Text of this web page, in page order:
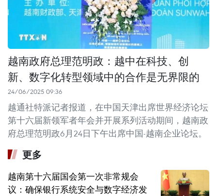
越南政府总理范明政：越中在科技、创
新、数字化转型领域中的合作是无界限的
24/06/2025 09:36
越通社特派记者报道，在中国天津出席世界经济论坛
第十六届新领军者年会并开展系列活动期间，越南政
府总理范明政6月24日下午出席中国-越南企业论坛。
更多
越南第十六届国会第一次非常规会
议：确保银行系统安全与数字经济发